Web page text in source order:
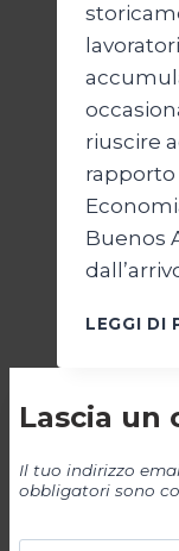
riuscire
rapporto
Buenos
LEGGI DI
Lascia un
Il tuo indirizzo
obbligatori sono